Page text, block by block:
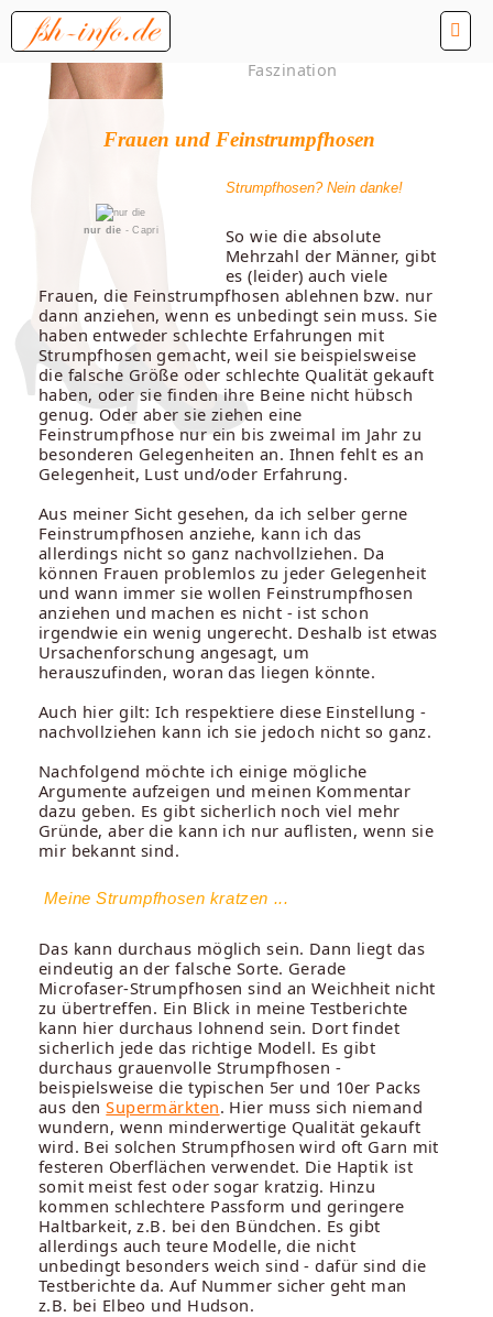
Faszination
Frauen und Feinstrumpfhosen
nur die - Capri
Strumpfhosen? Nein danke!
So wie die absolute
Mehrzahl der Männer, gibt
es (leider) auch viele
Frauen, die Feinstrumpfhosen ablehnen bzw. nur
dann anziehen, wenn es unbedingt sein muss. Sie
haben entweder schlechte Erfahrungen mit
Strumpfhosen gemacht, weil sie beispielsweise
die falsche Größe oder schlechte Qualität gekauft
haben, oder sie finden ihre Beine nicht hübsch
genug. Oder aber sie ziehen eine
Feinstrumpfhose nur ein bis zweimal im Jahr zu
besonderen Gelegenheiten an. Ihnen fehlt es an
Gelegenheit, Lust und/oder Erfahrung.
Aus meiner Sicht gesehen, da ich selber gerne
Feinstrumpfhosen anziehe, kann ich das
allerdings nicht so ganz nachvollziehen. Da
können Frauen problemlos zu jeder Gelegenheit
und wann immer sie wollen Feinstrumpfhosen
anziehen und machen es nicht - ist schon
irgendwie ein wenig ungerecht. Deshalb ist etwas
Ursachenforschung angesagt, um
herauszufinden, woran das liegen könnte.
Auch hier gilt: Ich respektiere diese Einstellung -
nachvollziehen kann ich sie jedoch nicht so ganz.
Nachfolgend möchte ich einige mögliche
Argumente aufzeigen und meinen Kommentar
dazu geben. Es gibt sicherlich noch viel mehr
Gründe, aber die kann ich nur auflisten, wenn sie
mir bekannt sind.
Meine Strumpfhosen kratzen ...
Das kann durchaus möglich sein. Dann liegt das
eindeutig an der falsche Sorte. Gerade
Microfaser-Strumpfhosen sind an Weichheit nicht
zu übertreffen. Ein Blick in meine Testberichte
kann hier durchaus lohnend sein. Dort findet
sicherlich jede das richtige Modell. Es gibt
durchaus grauenvolle Strumpfhosen -
beispielsweise die typischen 5er und 10er Packs
aus denSupermärkten. Hier muss sich niemand
wundern, wenn minderwertige Qualität gekauft
wird. Bei solchen Strumpfhosen wird oft Garn mit
festeren Oberflächen verwendet. Die Haptik ist
somit meist fest oder sogar kratzig. Hinzu
kommen schlechtere Passform und geringere
Haltbarkeit, z.B. bei den Bündchen. Es gibt
allerdings auch teure Modelle, die nicht
unbedingt besonders weich sind - dafür sind die
Testberichte da. Auf Nummer sicher geht man
z.B. bei Elbeo und Hudson.